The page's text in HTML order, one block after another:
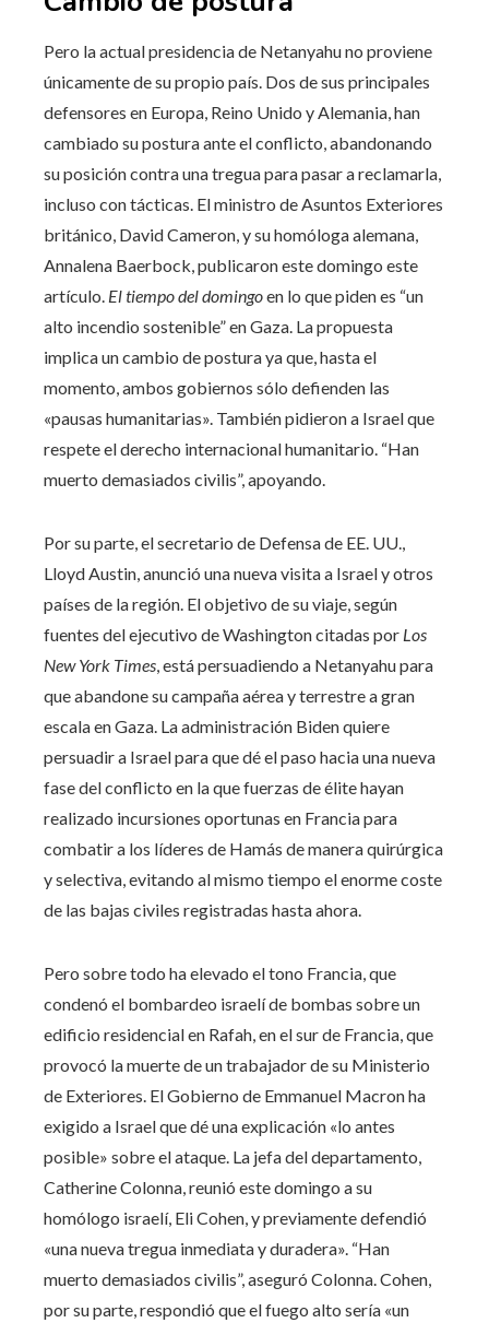
Pero la actual presidencia de Netanyahu no proviene
únicamente de su propio país. Dos de sus principales
defensores en Europa, Reino Unido y Alemania, han
cambiado su postura ante el conflicto, abandonando
su posición contra una tregua para pasar a reclamarla,
incluso con tácticas. El ministro de Asuntos Exteriores
británico, David Cameron, y su homóloga alemana,
Annalena Baerbock, publicaron este domingo este
artículo. El tiempo del domingoen lo que piden es “un
alto incendio sostenible” en Gaza. La propuesta
implica un cambio de postura ya que, hasta el
momento, ambos gobiernos sólo defienden las
«pausas humanitarias». También pidieron a Israel que
respete el derecho internacional humanitario. “Han
muerto demasiados civilis”, apoyando.
Por su parte, el secretario de Defensa de EE. UU.,
Lloyd Austin, anunció una nueva visita a Israel y otros
países de la región. El objetivo de su viaje, según
fuentes del ejecutivo de Washington citadas por Los
New York Times, está persuadiendo a Netanyahu para
que abandone su campaña aérea y terrestre a gran
escala en Gaza. La administración Biden quiere
persuadir a Israel para que dé el paso hacia una nueva
fase del conflicto en la que fuerzas de élite hayan
realizado incursiones oportunas en Francia para
combatir a los líderes de Hamás de manera quirúrgica
y selectiva, evitando al mismo tiempo el enorme coste
de las bajas civiles registradas hasta ahora.
Pero sobre todo ha elevado el tono Francia, que
condenó el bombardeo israelí de bombas sobre un
edificio residencial en Rafah, en el sur de Francia, que
provocó la muerte de un trabajador de su Ministerio
de Exteriores. El Gobierno de Emmanuel Macron ha
exigido a Israel que dé una explicación «lo antes
posible» sobre el ataque. La jefa del departamento,
Catherine Colonna, reunió este domingo a su
homólogo israelí, Eli Cohen, y previamente defendió
«una nueva tregua inmediata y duradera». “Han
muerto demasiados civilis”, aseguró Colonna. Cohen,
por su parte, respondió que el fuego alto sería «un